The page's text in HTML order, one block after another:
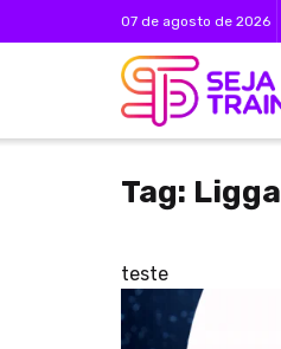
07 de agosto de 2026
Tag: Ligga
teste